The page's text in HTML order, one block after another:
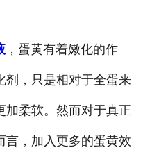
，蛋黄有着嫩化的作
剂，只是相对于全蛋来
加柔软。然而对于真正
言，加入更多的蛋黄效